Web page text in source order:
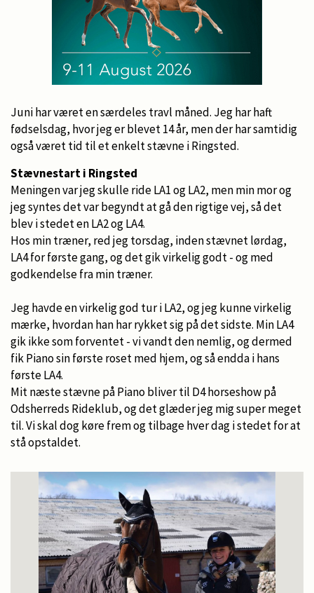
Juni har været en særdeles travl måned. Jeg har haft
fødselsdag, hvor jeg er blevet 14 år, men der har samtidig
også været tid til et enkelt stævne i Ringsted.
Stævnestart i Ringsted
Meningen var jeg skulle ride LA1 og LA2, men min mor og
jeg syntes det var begyndt at gå den rigtige vej, så det
blev i stedet en LA2 og LA4.
Hos min træner, red jeg torsdag, inden stævnet lørdag,
LA4 for første gang, og det gik virkelig godt - og med
godkendelse fra min træner.
Jeg havde en virkelig god tur i LA2, og jeg kunne virkelig
mærke, hvordan han har rykket sig på det sidste. Min LA4
gik ikke som forventet - vi vandt den nemlig, og dermed
fik Piano sin første roset med hjem, og så endda i hans
første LA4.
Mit næste stævne på Piano bliver til D4 horseshow på
Odsherreds Rideklub, og det glæder jeg mig super meget
til. Vi skal dog køre frem og tilbage hver dag i stedet for at
stå opstaldet.